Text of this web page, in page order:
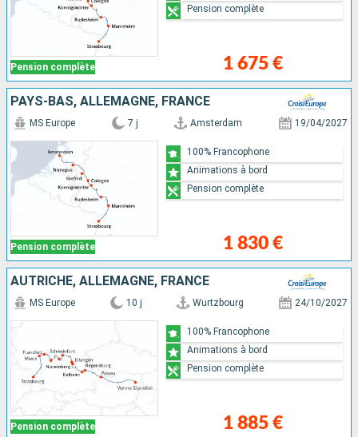
Pension complète 1 675 €
Pension complète
PAYS-BAS, ALLEMAGNE, FRANCE
Pension complète
MS Europe 7 j Amsterdam 19/04/2027
1 830 €
100% Francophone
Animations à bord
Pension complète
AUTRICHE, ALLEMAGNE, FRANCE
Pension complète
MS Europe 10 j Wurtzbourg 24/10/2027
1 885 €
100% Francophone
Animations à bord
Pension complète